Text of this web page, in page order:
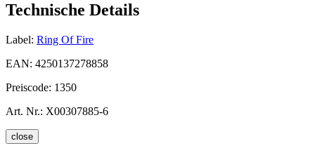
Technische Details
Label: Ring Of Fire
EAN: 4250137278858
Preiscode: 1350
Art. Nr.: X00307885-6
close